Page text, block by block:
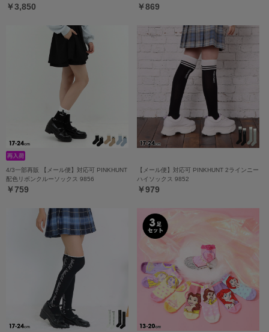
￥3,850 ￥869
4/3一部再販 【メール便】対応可 PINKHUNT
配色リボンクルーソックス 9856
￥759
【メール便】対応可 PINKHUNT 2ラインニー
ハイソックス 9852
￥979